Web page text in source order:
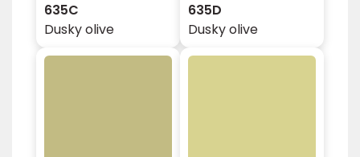
635C
Dusky olive
635D
Dusky olive